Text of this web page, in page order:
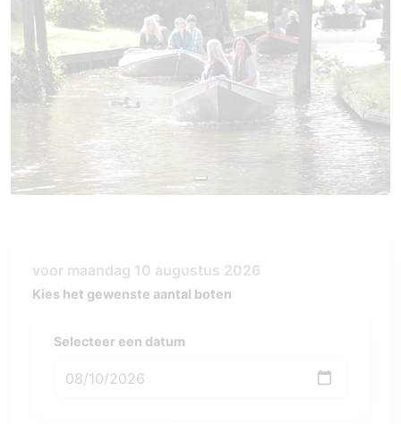
voor maandag 10 augustus 2026
Kies het gewenste aantal boten
Selecteer een datum